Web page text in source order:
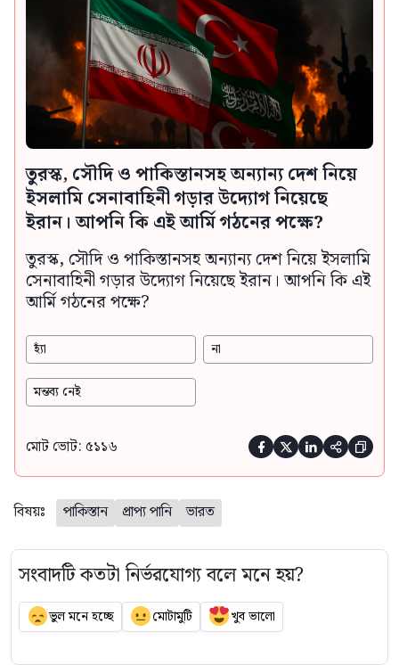
তুরস্ক, সৌদি ও পাকিস্তানসহ অন্যান্য দেশ নিয়ে
ইসলামি সেনাবাহিনী গড়ার উদ্যোগ নিয়েছে
ইরান। আপনি কি এই আর্মি গঠনের পক্ষে?
তুরস্ক, সৌদি ও পাকিস্তানসহ অন্যান্য দেশ নিয়ে ইসলামি
সেনাবাহিনী গড়ার উদ্যোগ নিয়েছে ইরান। আপনি কি এই
আর্মি গঠনের পক্ষে?
হ্যাঁ না
মন্তব্য নেই
মোট ভোট: ৫১১৬     
বিষয়ঃ পাকিস্তান প্রাপ্য পানি ভারত
সংবাদটি কতটা নির্ভরযোগ্য বলে মনে হয়?
ভুল মনে হচ্ছে মোটামুটি খুব ভালো